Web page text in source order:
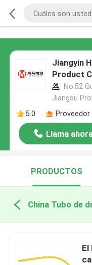
Jiangyin
Product
No.52
Jiangsu
5.0
Llama
PRODUCTOS
China Tubo de
El